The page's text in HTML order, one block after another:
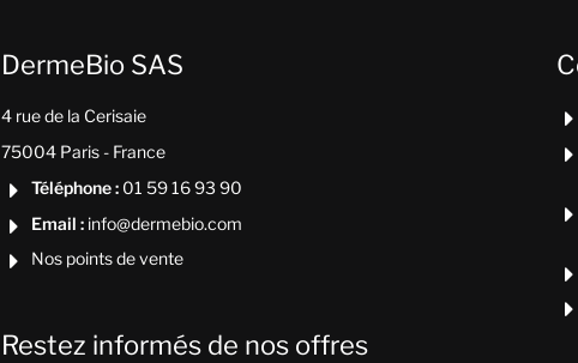
DermeBio SAS
4 rue de la Cerisaie
75004 Paris - France
 Téléphone :01 59 16 93 90
 Email : info@dermebio.com
 Nos points de vente
Restez informés de nos offres




